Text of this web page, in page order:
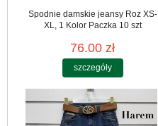
Spodnie damskie jeansy Roz XS-
XL, 1 Kolor Paczka 10 szt
76.00 zł
szczegóły